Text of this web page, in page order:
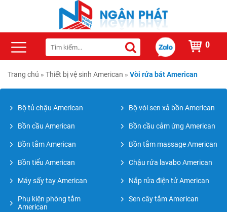
0
Trang chủ » Thiết bị vệ sinh American » Vòi rửa bát American
Bộ tủ chậu American Bộ vòi sen xả bồn American
Bồn cầu American Bồn cầu cảm ứng American
Bồn tắm American Bồn tắm massage American
Bồn tiểu American Chậu rửa lavabo American
Máy sấy tay American Nắp rửa điện tử American
Phụ kiện phòng tắm
American
Sen cây tắm American